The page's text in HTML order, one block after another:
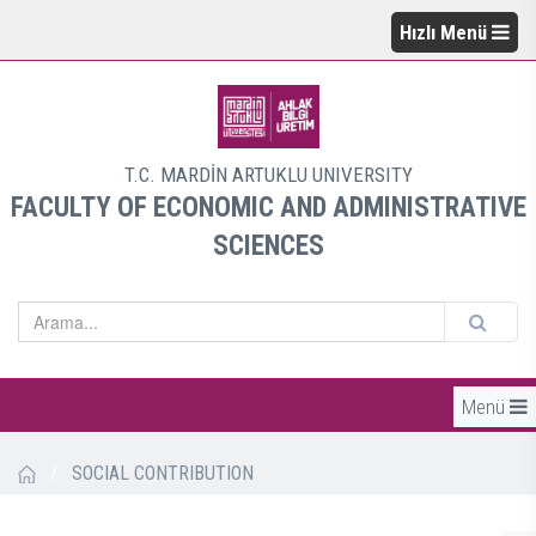
Hızlı Menü
T.C. MARDİN ARTUKLU UNIVERSITY
FACULTY OF ECONOMIC AND ADMINISTRATIVE
SCIENCES
Menü
SOCIAL CONTRIBUTION